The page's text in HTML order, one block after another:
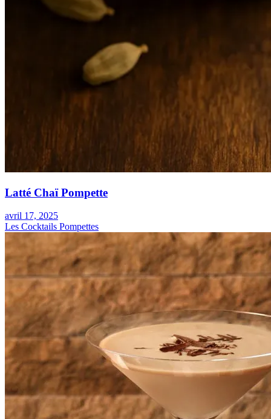
Latté Chaï Pompette
avril 17, 2025
Les Cocktails Pompettes